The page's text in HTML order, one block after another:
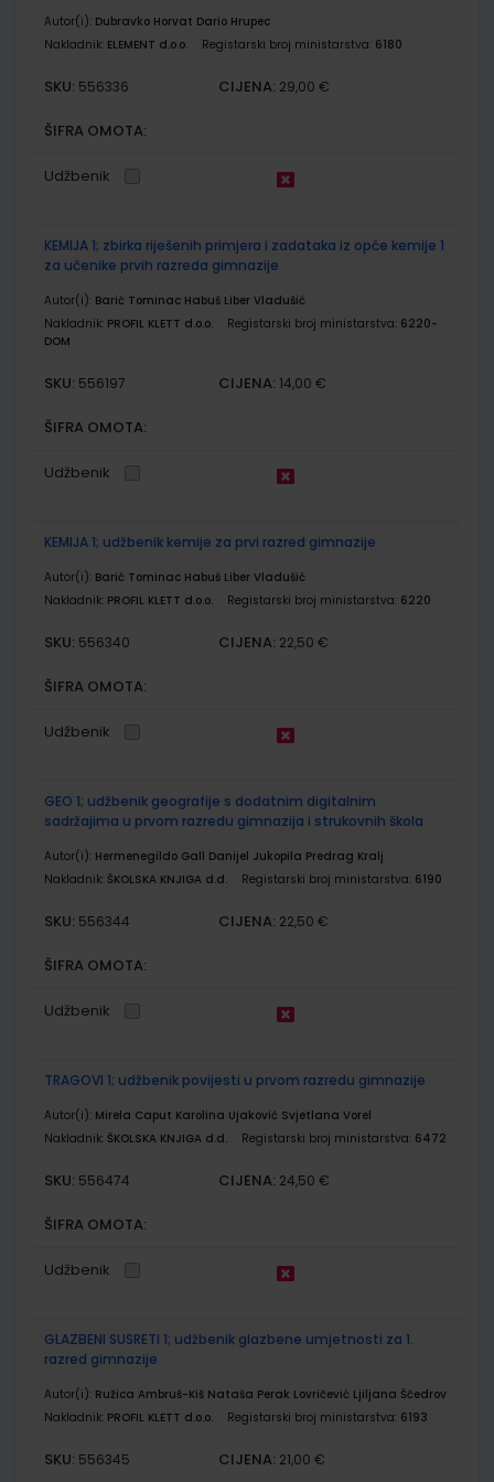
Autor(i): Dubravko Horvat Dario Hrupec
Nakladnik: ELEMENT d.o.o. Registarski broj ministarstva: 6180
SKU: 556336 CIJENA: 29,00 €
ŠIFRA OMOTA:
Udžbenik
KEMIJA 1; zbirka riješenih primjera i zadataka iz opće kemije 1
za učenike prvih razreda gimnazije
Autor(i): Barić Tominac Habuš Liber Vladušić
Nakladnik: PROFIL KLETT d.o.o. Registarski broj ministarstva: 6220-
DOM
SKU: 556197 CIJENA: 14,00 €
ŠIFRA OMOTA:
Udžbenik
KEMIJA 1; udžbenik kemije za prvi razred gimnazije
Autor(i): Barić Tominac Habuš Liber Vladušić
Nakladnik: PROFIL KLETT d.o.o. Registarski broj ministarstva: 6220
SKU: 556340 CIJENA: 22,50 €
ŠIFRA OMOTA:
Udžbenik
GEO 1; udžbenik geografije s dodatnim digitalnim
sadržajima u prvom razredu gimnazija i strukovnih škola
Autor(i): Hermenegildo Gall Danijel Jukopila Predrag Kralj
Nakladnik: ŠKOLSKA KNJIGA d.d. Registarski broj ministarstva: 6190
SKU: 556344 CIJENA: 22,50 €
ŠIFRA OMOTA:
Udžbenik
TRAGOVI 1; udžbenik povijesti u prvom razredu gimnazije
Autor(i): Mirela Caput Karolina Ujaković Svjetlana Vorel
Nakladnik: ŠKOLSKA KNJIGA d.d. Registarski broj ministarstva: 6472
SKU: 556474 CIJENA: 24,50 €
ŠIFRA OMOTA:
Udžbenik
GLAZBENI SUSRETI 1; udžbenik glazbene umjetnosti za 1.
razred gimnazije
Autor(i): Ružica Ambruš-Kiš Nataša Perak Lovričević Ljiljana Ščedrov
Nakladnik: PROFIL KLETT d.o.o. Registarski broj ministarstva: 6193
SKU: 556345 CIJENA: 21,00 €